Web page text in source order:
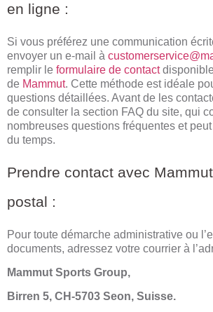
en ligne :
Si vous préférez une communication
envoyer un e-mail à
remplir le formulaire de contact
de Mammut. Cette méthode est idéale
questions détaillées. Avant de les
de consulter la section FAQ du site, qui
nombreuses questions fréquentes et
du temps.
Prendre contact avec
postal :
Pour toute démarche administrative ou
documents, adressez votre courrier à
Mammut Sports Group,
Birren 5, CH-5703 Seon, Suisse.